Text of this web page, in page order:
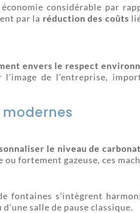
considérable par
par la réduction des coûts
envers le respect
de l’entreprise,
le niveau de
fortement gazeuse, ces
fontaines s’intègrent
salle de pause classique.